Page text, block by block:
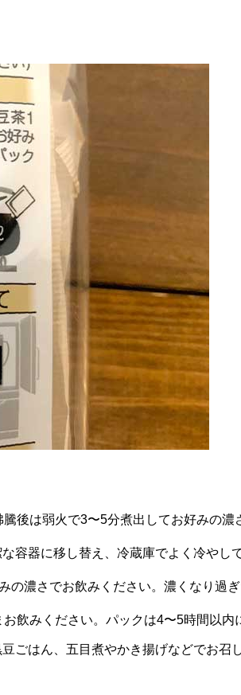
後は弱火で3〜5分煮出してお好みの
容器に移し替え、冷蔵庫でよく冷やし
濃さでお飲みください。濃くなり過ぎ
飲みください。パックは4〜5時間以内
ごはん、五目煮やかき揚げなどでお召